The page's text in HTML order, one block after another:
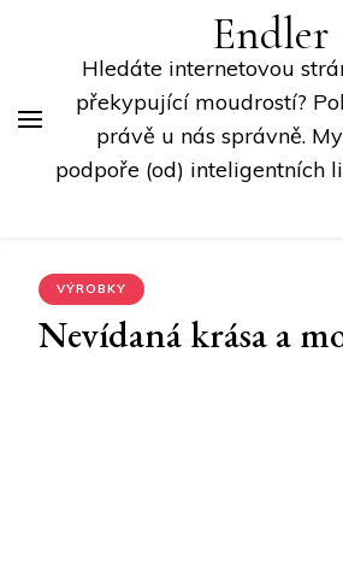
Endler
Hledáte internetovou
překypující moudrostí?
právě u nás správně.
podpoře (od) inteligentních
VÝROBKY
Nevídaná krása a